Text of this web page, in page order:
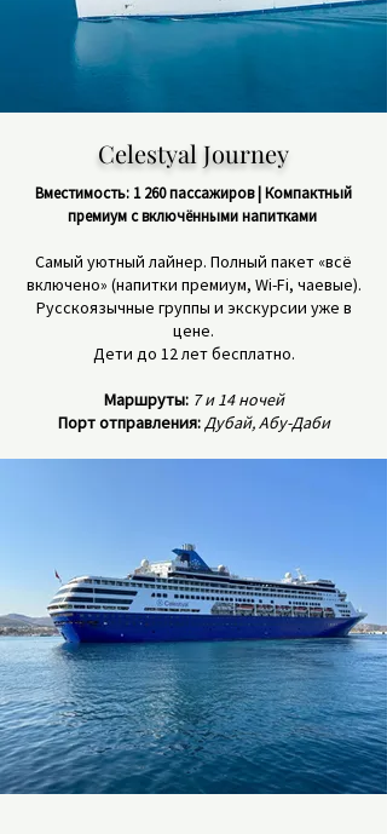
Celestyal Journey
Вместимость: 1 260 пассажиров | Компактный
премиум с включёнными напитками
Самый уютный лайнер. Полный пакет «всё
включено» (напитки премиум, Wi-Fi, чаевые).
Русскоязычные группы и экскурсии уже в
цене.
Дети до 12 лет бесплатно.
Маршруты:7 и 14 ночей
Порт отправления:Дубай, Абу-Даби